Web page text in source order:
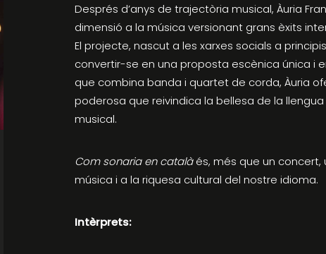
Després d’anys de trajectòria musical, Àuria
dimensió a la música versionant grans èxits
El projecte, nascut a les xarxes socials a
convertir-se en una proposta escènica única i
que combina banda i quartet de corda, Àuria
poderosa que reivindica la bellesa de la
musical.
Com sonaria en catalàés, més que un
música i a la riquesa cultural del nostre idioma.
Intèrprets: